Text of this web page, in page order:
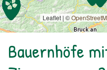
Leaflet | ©
Bauernhöfe